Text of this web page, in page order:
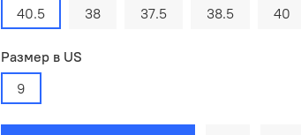
40.5
38 37.5 38.5 40
Размер в US
9